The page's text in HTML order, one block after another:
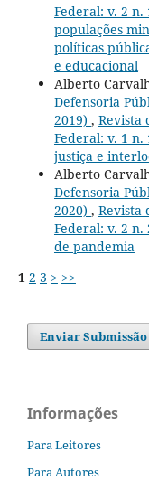
Federal: v. 2 n.
populações
políticas
e educacional
Alberto
Defensoria
2019) , Revista
Federal: v. 1 n.
justiça e
Alberto
Defensoria
2020) , Revista
Federal: v. 2 n.
de pandemia
1 2 3 > >>
Enviar Submissão
Informações
Para Leitores
Para Autores